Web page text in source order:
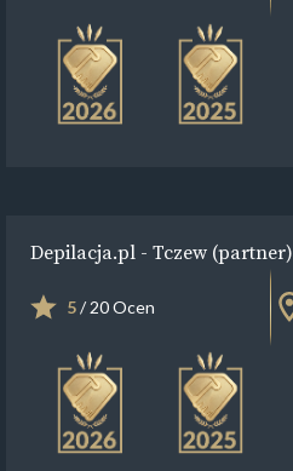
Depilacja.pl - Tczew (partner)
5/ 20 Ocen